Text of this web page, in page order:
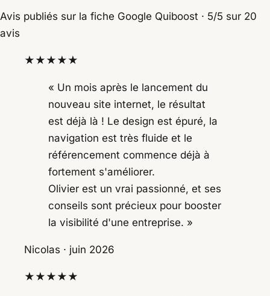
Avis publiés sur la fiche Google Quiboost · 5/5 sur 20
avis
★★★★★
« Un mois après le lancement du
nouveau site internet, le résultat
est déjà là ! Le design est épuré, la
navigation est très fluide et le
référencement commence déjà à
fortement s'améliorer.
Olivier est un vrai passionné, et ses
conseils sont précieux pour booster
la visibilité d'une entreprise. »
Nicolas · juin 2026
★★★★★